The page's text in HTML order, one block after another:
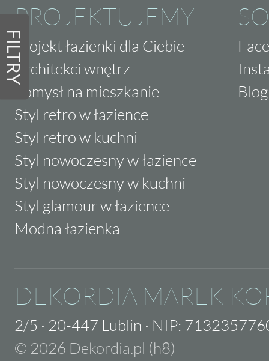
FILTRY
PROJEKTUJEMY
Projekt łazienki dla Ciebie
Architekci wnętrz
Pomysł na mieszkanie
Styl retro w łazience
Styl retro w kuchni
Styl nowoczesny w łazience
Styl nowoczesny w kuchni
Styl glamour w łazience
Modna łazienka
Blog
DEKORDIA MAREK
2/5 · 20-447 Lublin · NIP:
© 2026 Dekordia.pl (h8)